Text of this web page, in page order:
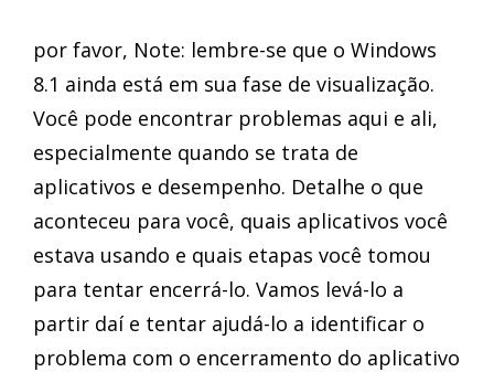
por favor, Note: lembre-se que o Windows
8.1 ainda está em sua fase de visualização.
Você pode encontrar problemas aqui e ali,
especialmente quando se trata de
aplicativos e desempenho. Detalhe o que
aconteceu para você, quais aplicativos você
estava usando e quais etapas você tomou
para tentar encerrá-lo. Vamos levá-lo a
partir daí e tentar ajudá-lo a identificar o
problema com o encerramento do aplicativo